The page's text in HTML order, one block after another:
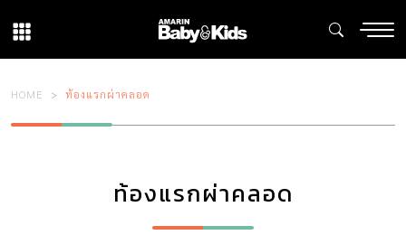
HOME ท้องแรกผ่าคลอด
ท้องแรกผ่าคลอด